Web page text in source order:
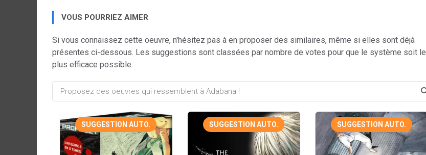
VOUS POURRIEZ AIMER
Si vous connaissez cette oeuvre, n'hésitez pas à en proposer des similaires, même si elles sont déjà
présentes ci-dessous. Les suggestions sont classées par nombre de votes pour que le système soit le
plus efficace possible.
SUGGESTION AUTO. SUGGESTION AUTO. SUGGESTION AUTO.